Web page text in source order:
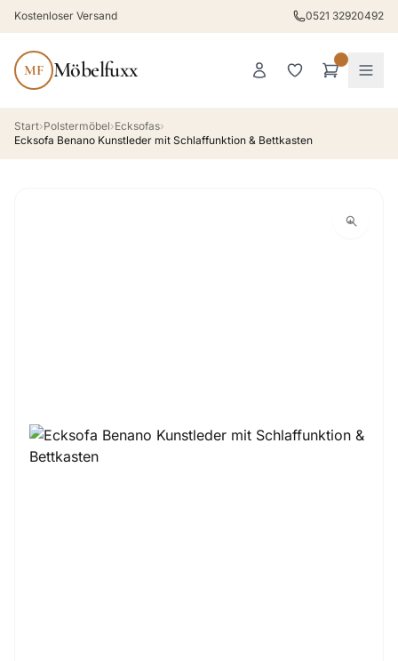
Kostenloser Versand 0521 32920492
MF Möbelfuxx
Start›Polstermöbel›Ecksofas›
Ecksofa Benano Kunstleder mit Schlaffunktion & Bettkasten